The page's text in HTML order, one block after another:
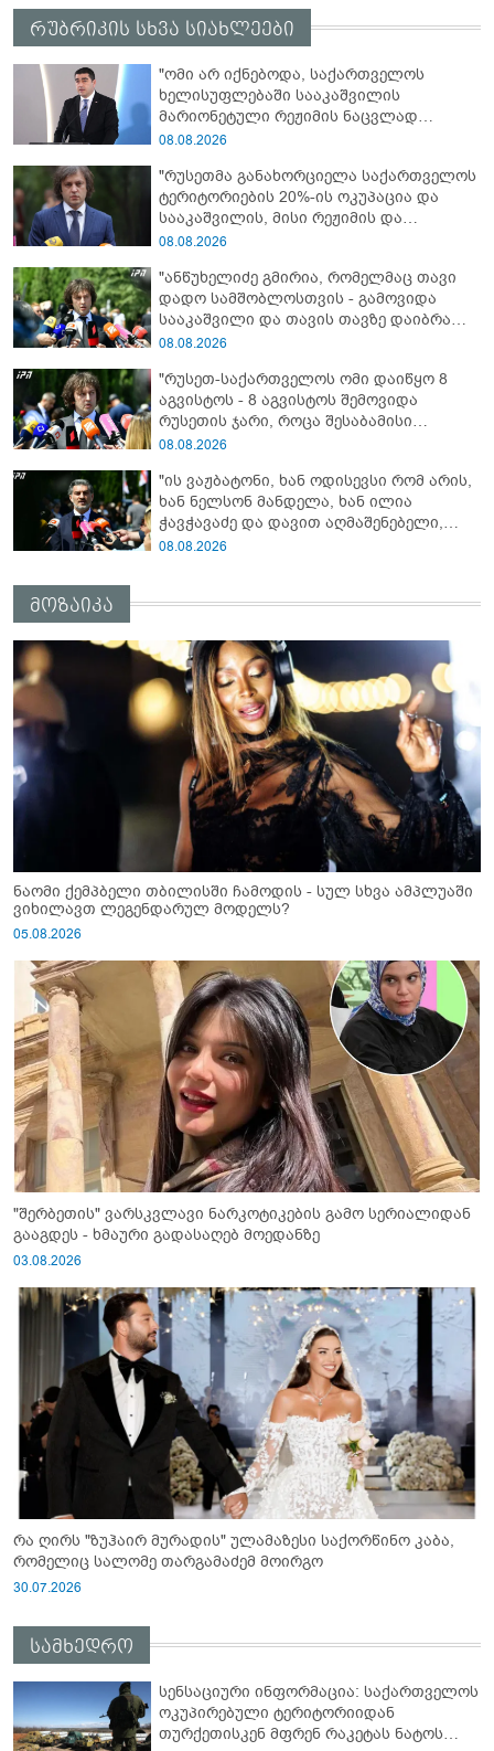
რუბრიკის სხვა სიახლეები
"ომი არ იქნებოდა, საქართველოს
ხელისუფლებაში სააკაშვილის
მარიონეტული რეჟიმის ნაცვლად
„ქართული ოცნების“ მსგავსი
2008 წლის ომი თუ არ იქნებოდა, დიდი
ალბათობით, არც უკრაინის ომი
იქნებოდა"
08.08.2026
"რუსეთმა განახორციელა საქართველოს
ტერიტორიების 20%-ის ოკუპაცია და
სააკაშვილის, მისი რეჟიმის და
„ნაცმოძრაობის“ ღალატი ვერანაირად
დანაშაული ჩვენი სახელმწიფოს წინაშე"
08.08.2026
"ანწუხელიძე გმირია, რომელმაც თავი
დადო სამშობლოსთვის - გამოვიდა
სააკაშვილი და თავის თავზე დაიბრალა
ანწუხელიძის გმირობა, სამარცხვინო
სააკაშვილისთვის შეგინებას თუ რაღაც
ამგვარს სთხოვდნენ მას"
08.08.2026
"რუსეთ-საქართველოს ომი დაიწყო 8
აგვისტოს - 8 აგვისტოს შემოვიდა
რუსეთის ჯარი, როცა შესაბამისი
განცხადება გააკეთა რუსეთის
რაც მოხდა, ეს იყო ის, რომ სააკაშვილის
რეჟიმმა დაბომბა ცხინვალი"
08.08.2026
"ის ვაჟბატონი, ხან ოდისევსი რომ არის,
ხან ნელსონ მანდელა, ხან ილია
ჭავჭავაძე და დავით აღმაშენებელი,
სინამდვილეში, ერთი საცოდავი,
08.08.2026
მოზაიკა
ნაომი ქემპბელი თბილისში ჩამოდის - სულ სხვა ამპლუაში
ვიხილავთ ლეგენდარულ მოდელს?
05.08.2026
"შერბეთის" ვარსკვლავი ნარკოტიკების გამო სერიალიდან
გააგდეს - ხმაური გადასაღებ მოედანზე
03.08.2026
რა ღირს "ზუჰაირ მურადის" ულამაზესი საქორწინო კაბა,
რომელიც სალომე თარგამაძემ მოირგო
30.07.2026
სამხედრო
სენსაციური ინფორმაცია: საქართველოს
ოკუპირებული ტერიტორიიდან
თურქეთისკენ მფრენ რაკეტას ნატოს